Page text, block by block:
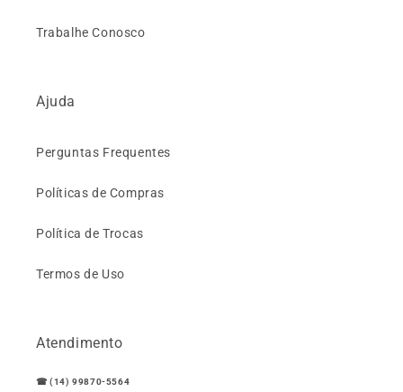
Trabalhe Conosco
Ajuda
Perguntas Frequentes
Políticas de Compras
Política de Trocas
Termos de Uso
Atendimento
☎ (14) 99870-5564